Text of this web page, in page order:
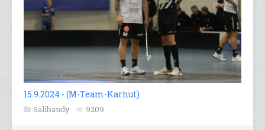
15.9.2024 - (M-Team-Karhut)
Salibandy 9209